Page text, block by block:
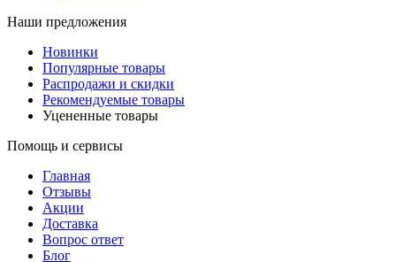
Наши предложения
Новинки
Популярные товары
Распродажи и скидки
Рекомендуемые товары
Уцененные товары
Помощь и сервисы
Главная
Отзывы
Акции
Доставка
Вопрос ответ
Блог